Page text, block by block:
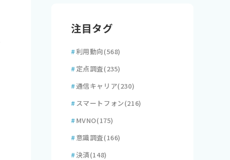
注目タグ
#利用動向(568)
# 定点調査(235)
#通信キャリア(230)
# スマートフォン(216)
# MVNO(175)
# 意識調査(166)
#決済(148)